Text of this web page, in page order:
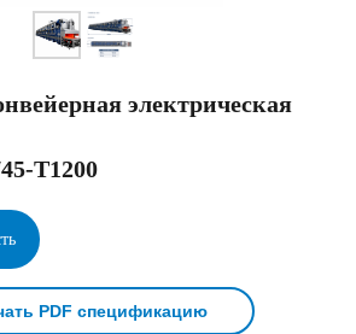
электрическая
Т1200
PDF спецификацию